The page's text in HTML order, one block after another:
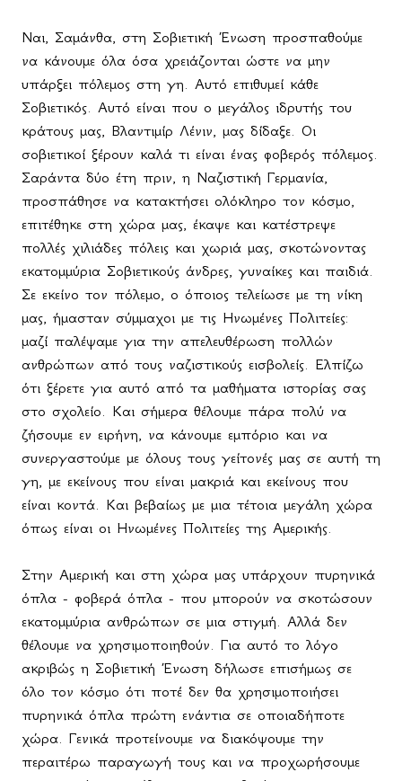
Ναι, Σαμάνθα, στη Σοβιετική Ένωση προσπαθούμε
να κάνουμε όλα όσα χρειάζονται ώστε να μην
υπάρξει πόλεμος στη γη. Αυτό επιθυμεί κάθε
Σοβιετικός. Αυτό είναι που ο μεγάλος ιδρυτής του
κράτους μας, Βλαντιμίρ Λένιν, μας δίδαξε. Οι
σοβιετικοί ξέρουν καλά τι είναι ένας φοβερός πόλεμος.
Σαράντα δύο έτη πριν, η Ναζιστική Γερμανία,
προσπάθησε να κατακτήσει ολόκληρο τον κόσμο,
επιτέθηκε στη χώρα μας, έκαψε και κατέστρεψε
πολλές χιλιάδες πόλεις και χωριά μας, σκοτώνοντας
εκατομμύρια Σοβιετικούς άνδρες, γυναίκες και παιδιά.
Σε εκείνο τον πόλεμο, ο όποιος τελείωσε με τη νίκη
μας, ήμασταν σύμμαχοι με τις Ηνωμένες Πολιτείες:
μαζί παλέψαμε για την απελευθέρωση πολλών
ανθρώπων από τους ναζιστικούς εισβολείς. Ελπίζω
ότι ξέρετε για αυτό από τα μαθήματα ιστορίας σας
στο σχολείο. Και σήμερα θέλουμε πάρα πολύ να
ζήσουμε εν ειρήνη, να κάνουμε εμπόριο και να
συνεργαστούμε με όλους τους γείτονές μας σε αυτή τη
γη, με εκείνους που είναι μακριά και εκείνους που
είναι κοντά. Και βεβαίως με μια τέτοια μεγάλη χώρα
όπως είναι οι Ηνωμένες Πολιτείες της Αμερικής.
Στην Αμερική και στη χώρα μας υπάρχουν πυρηνικά
όπλα - φοβερά όπλα - που μπορούν να σκοτώσουν
εκατομμύρια ανθρώπων σε μια στιγμή. Αλλά δεν
θέλουμε να χρησιμοποιηθούν. Για αυτό το λόγο
ακριβώς η Σοβιετική Ένωση δήλωσε επισήμως σε
όλο τον κόσμο ότι ποτέ δεν θα χρησιμοποιήσει
πυρηνικά όπλα πρώτη ενάντια σε οποιαδήποτε
χώρα. Γενικά προτείνουμε να διακόψουμε την
περαιτέρω παραγωγή τους και να προχωρήσουμε